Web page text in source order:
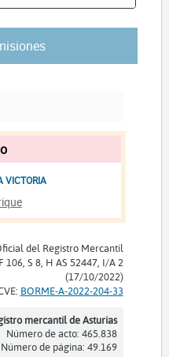
VICTORIA
del Registro Mercantil
106, S 8, H AS 52447, I/A 2
(17/10/2022)
BORME-A-2022-204-33
mercantil de Asturias
Número de acto: 465.838
Número de página: 49.169